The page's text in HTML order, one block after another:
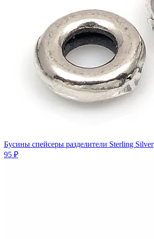
Бусины спейсеры разделители Sterling Silver
95 ₽